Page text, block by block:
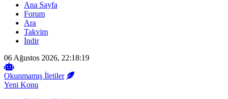
Ana Sayfa
Forum
Ara
Takvim
İndir
06 Ağustos 2026, 22:18:19
Okunmamış İletiler
Yeni Konu